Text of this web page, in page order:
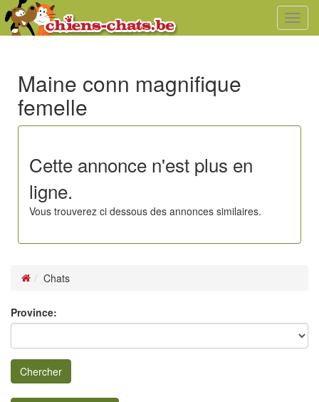
Maine conn magnifique
femelle
Cette annonce n'est plus en
ligne.
Vous trouverez ci dessous des annonces similaires.
Chats
Province:
Chercher